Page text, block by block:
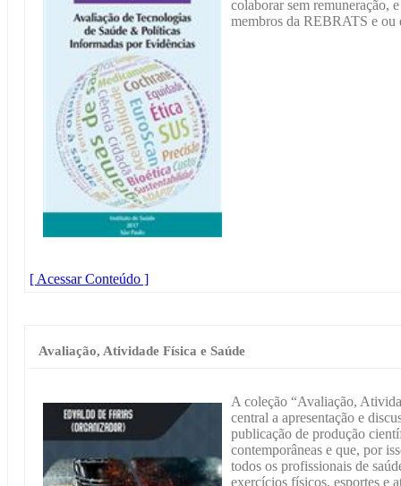
colaborar sem remuneração,
membros da REBRATS e
[ Acessar Conteúdo ]
Avaliação, Atividade Física e Saúde
A coleção “Avaliação,
central a apresentação e
publicação de produção
contemporâneas e que, por
todos os profissionais de
exercícios físicos, esportes e